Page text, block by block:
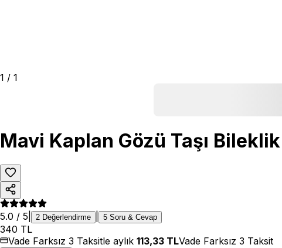
1 / 1
Mavi Kaplan Gözü Taşı
5.0 / 5 2 Değerlendirme 5 Soru & Cevap
340 TL
Vade Farksız 3 Taksitle aylık 113,33 TLVade Farksız 3 Taksit